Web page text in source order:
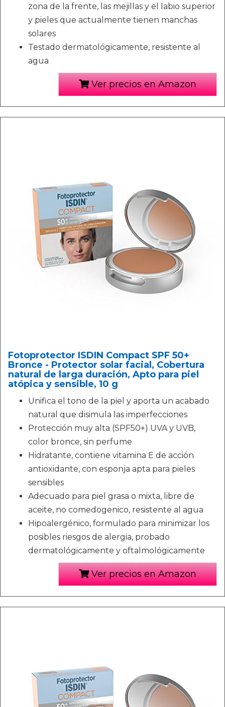
zona de la frente, las mejillas y el labio superior
y pieles que actualmente tienen manchas
solares
Testado dermatológicamente, resistente al
agua
Ver precios en Amazon
Fotoprotector ISDIN Compact SPF 50+
Bronce - Protector solar facial, Cobertura
natural de larga duración, Apto para piel
atópica y sensible, 10 g
Unifica el tono de la piel y aporta un acabado
natural que disimula las imperfecciones
Protección muy alta (SPF50+) UVA y UVB,
color bronce, sin perfume
Hidratante, contiene vitamina E de acción
antioxidante, con esponja apta para pieles
sensibles
Adecuado para piel grasa o mixta, libre de
aceite, no comedogenico, resistente al agua
Hipoalergénico, formulado para minimizar los
posibles riesgos de alergia, probado
dermatológicamente y oftalmológicamente
Ver precios en Amazon